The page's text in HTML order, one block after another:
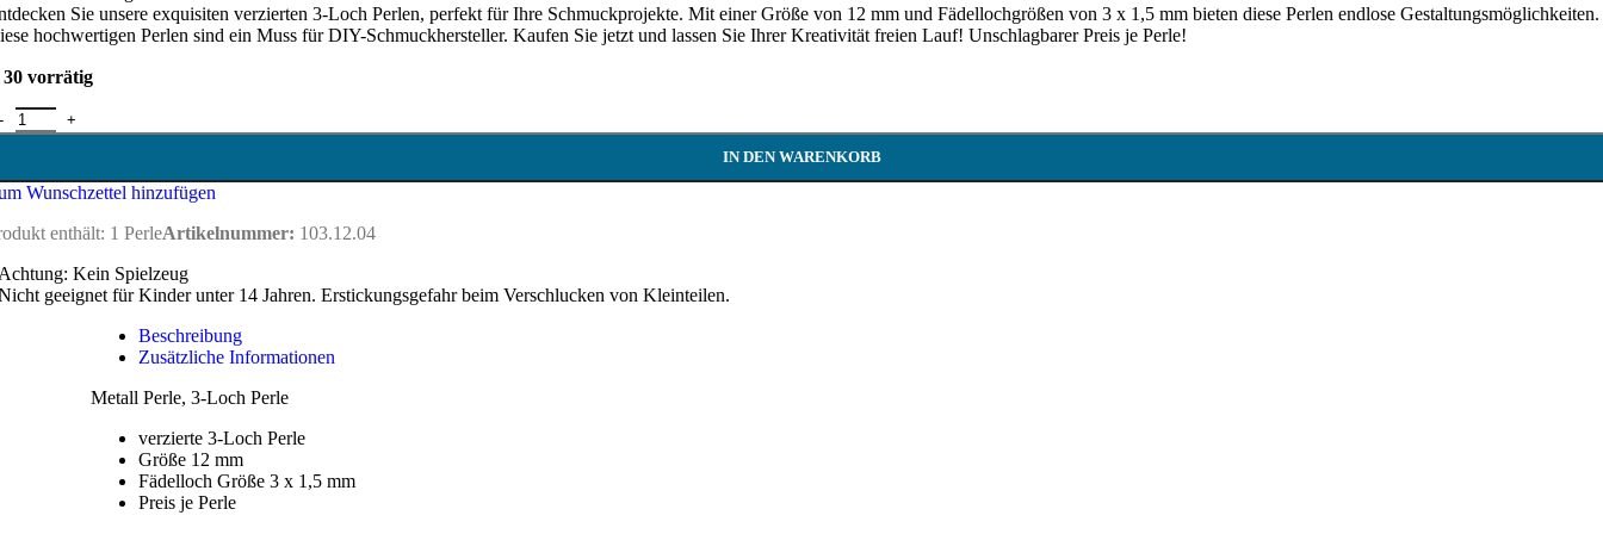
Sie unsere exquisiten verzierten 3-Loch Perlen, perfekt für Ihre Schmuckprojekte. Mit einer Größe von 12 mm und Fädellochgrößen von 3 x 1,5 mm bieten diese Perlen endlose Gestaltungsmöglichkeiten.
hochwertigen Perlen sind ein Muss für DIY-Schmuckhersteller. Kaufen Sie jetzt und lassen Sie Ihrer Kreativität freien Lauf! Unschlagbarer Preis je Perle!
30 vorrätig
Perle / Guru Perle - 12 mm Menge
IN DEN WARENKORB
Wunschzettel hinzufügen
enthält: 1 PerleArtikelnummer: 103.12.04
Kein Spielzeug
geeignet für Kinder unter 14 Jahren. Erstickungsgefahr beim Verschlucken von Kleinteilen.
Beschreibung
Zusätzliche Informationen
Metall Perle, 3-Loch Perle
verzierte 3-Loch Perle
Größe 12 mm
Fädelloch Größe 3 x 1,5 mm
Preis je Perle